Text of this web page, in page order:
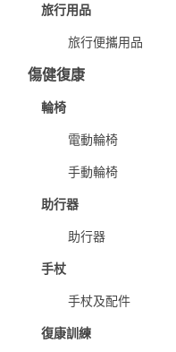
旅行用品
旅行便攜用品
傷健復康
輪椅
電動輪椅
手動輪椅
助行器
助行器
手杖
手杖及配件
復康訓練